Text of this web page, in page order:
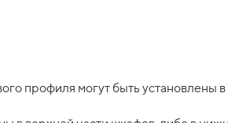
профиля могут быть установлены